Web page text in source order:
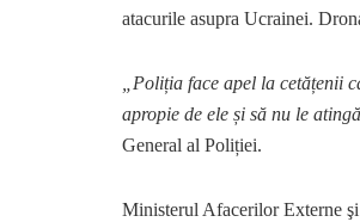
atacurile asupra Ucrainei.
„Poliția face apel la cetățenii
apropie de ele și să nu le
General al Poliției.
Ministerul Afacerilor Externe